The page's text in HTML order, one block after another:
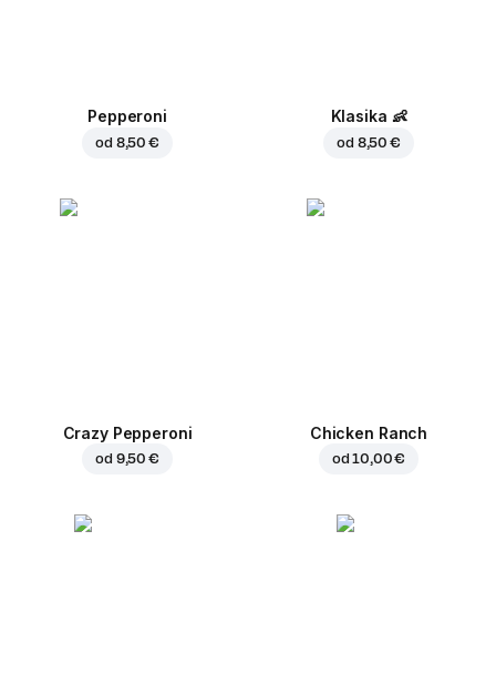
Pepperoni
od 8,50 €
Klasika 👶
od 8,50 €
Crazy Pepperoni
od 9,50 €
Chicken Ranch
od10,00 €